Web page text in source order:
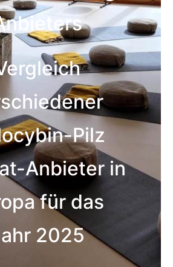
Pilz
Anbieter in
für das
2025